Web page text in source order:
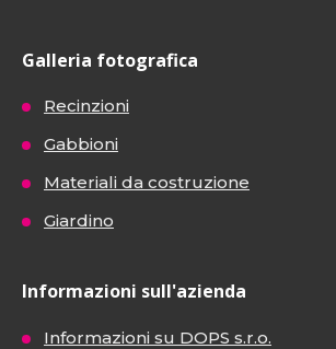
Galleria fotografica
Recinzioni
Gabbioni
Materiali da costruzione
Giardino
Informazioni sull'azienda
Informazioni su DOPS s.r.o.